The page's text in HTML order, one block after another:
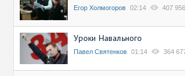
Егор Холмогоров 02:14 407 956
Уроки Навального
Павел Святенков 01:14 364